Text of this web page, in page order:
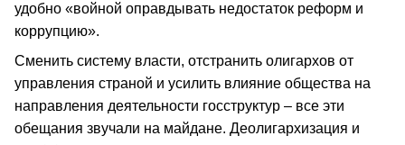
удобно «войной оправдывать недостаток реформ и
коррупцию».
Сменить систему власти, отстранить олигархов от
управления страной и усилить влияние общества на
направления деятельности госструктур – все эти
обещания звучали на майдане. Деолигархизация и